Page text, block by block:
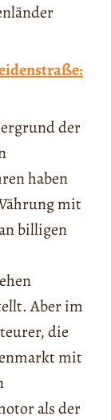
der
haben
mit
billigen
Aber im
die
mit
als der